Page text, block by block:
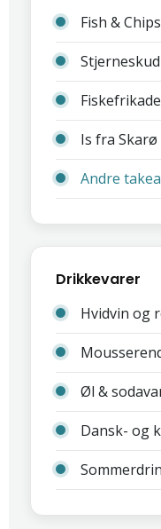
Fish & Chips
Stjerneskud
Is fra Skarø
Andre
Drikkevarer
Hvidvin og
Øl &
Dansk- og